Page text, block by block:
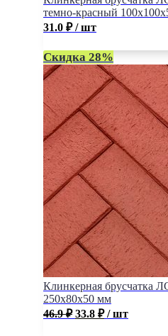
темно-красный
31.0 ₽ / шт
Скидка 28%
Клинкерная брусчатка
250x80x50 мм
46.9₽ 33.8 ₽ / шт